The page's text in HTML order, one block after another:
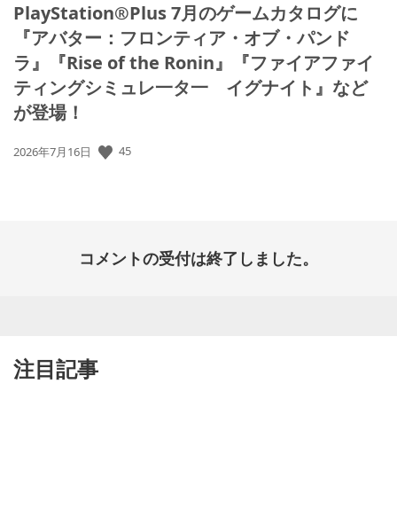
PlayStation®Plus 7月のゲームカタログに
『アバター：フロンティア・オブ・パンド
ラ』『Rise of the Ronin』『ファイアファイ
ティングシミュレ一タ一 イグナイト』など
が登場！
公
2026年7月16日 45
コメントの受付は終了しました。
注目記事